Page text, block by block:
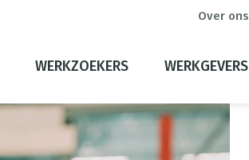
WERKZOEKERS WERKGEVERS
Over ons